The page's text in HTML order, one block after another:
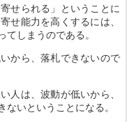
せられる」ということに
せ能力を高くするには、
しまうのである。
から、落札できないので
人は、波動が低いから、
いということになる。